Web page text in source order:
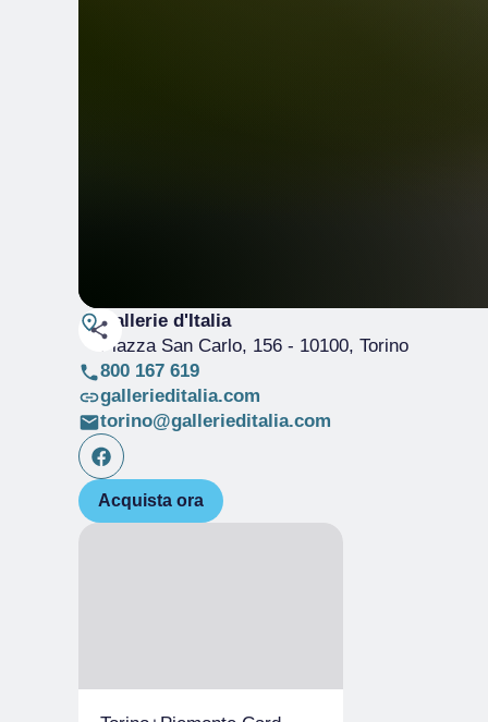
Gallerie d'Italia
Piazza San Carlo, 156- 10100, Torino
800 167 619
gallerieditalia.com
torino@gallerieditalia.com
Acquista ora